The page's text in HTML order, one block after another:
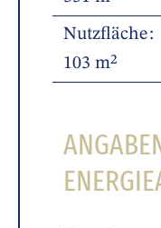
Nutzfläche
103 m²